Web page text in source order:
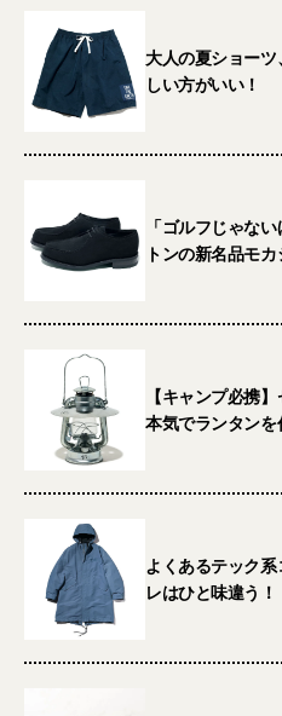
大人の夏ショー
しい方がいい！
「ゴルフじゃな
トンの新名品モカ
【キャンプ必携
本気でランタンを
よくあるテック
レはひと味違う！